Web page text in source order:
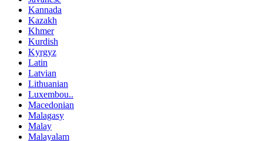
Kannada
Kazakh
Khmer
Kurdish
Kyrgyz
Latin
Latvian
Lithuanian
Luxembou..
Macedonian
Malagasy
Malay
Malayalam